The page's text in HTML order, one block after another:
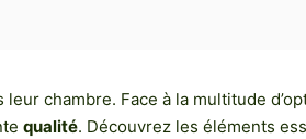
chambre. Face à la multitude
qualité. Découvrez les éléments